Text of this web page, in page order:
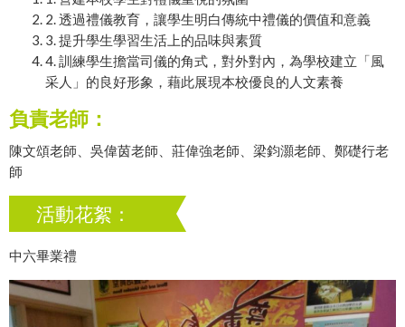
2. 透過禮儀教育，讓學生明白傳統中禮儀的價值和意義
3. 提升學生學習生活上的品味與素質
4. 訓練學生擔當司儀的角式，對外對內，為學校建立「風
采人」的良好形象，藉此展現本校優良的人文素養
負責老師：
陳文頌老師、吳偉茵老師、莊偉強老師、梁鈞灝老師、鄭礎行老
師
活動花絮：
中六畢業禮